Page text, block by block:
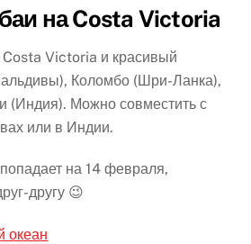
на Costa Victoria
Victoria и красивый
Коломбо (Шри-Ланка),
(Индия). Можно совместить с
или в Индии.
на 14 февраля,
другу 😉